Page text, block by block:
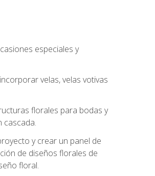
especiales y
velas, velas votivas
florales para bodas y
cascada.
y crear un panel de
de diseños florales de
floral.